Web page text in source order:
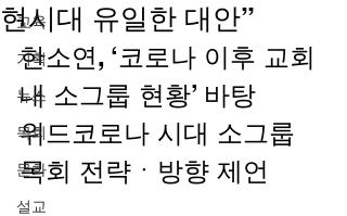
교육
기획
뉴스
목회
문화
설교
현시대 유일한 대안”
한소연, ‘코로나 이후 교회
내 소그룹 현황’ 바탕
위드코로나 시대 소그룹
목회 전략ㆍ방향 제언